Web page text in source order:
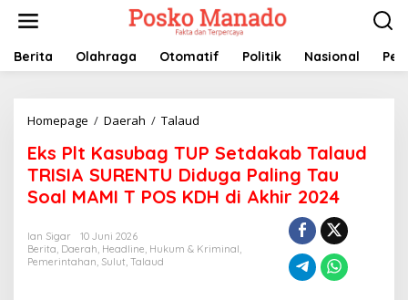
Berita Olahraga Otomatif Politik Nasional
Homepage / Daerah / Talaud
Kasubag
TUP
Setdakab
Talaud
Diduga
Eks Plt Kasubag TUP Setdakab Talaud
TRISIA SURENTU Diduga Paling Tau
Soal MAMI T POS KDH di Akhir 2024
Ian Sigar
10 Juni 2026
Berita, Daerah, Headline, Hukum & Kriminal,
Pemerintahan, Sulut, Talaud